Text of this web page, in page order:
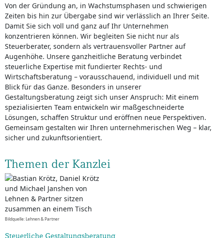
Von der Gründung an, in Wachstumsphasen und schwierigen
Zeiten bis hin zur Übergabe sind wir verlässlich an Ihrer Seite.
Damit Sie sich voll und ganz auf Ihr Unternehmen
konzentrieren können. Wir begleiten Sie nicht nur als
Steuerberater, sondern als vertrauensvoller Partner auf
Augenhöhe. Unsere ganzheitliche Beratung verbindet
steuerliche Expertise mit fundierter Rechts- und
Wirtschaftsberatung – vorausschauend, individuell und mit
Blick für das Ganze. Besonders in unserer
Gestaltungsberatung zeigt sich unser Anspruch: Mit einem
spezialisierten Team entwickeln wir maßgeschneiderte
Lösungen, schaffen Struktur und eröffnen neue Perspektiven.
Gemeinsam gestalten wir Ihren unternehmerischen Weg – klar,
sicher und zukunftsorientiert.
Themen der Kanzlei
Bildquelle: Lehnen & Partner
Steuerliche Gestaltungsberatung